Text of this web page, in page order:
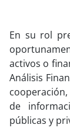
En su rol
activos o
Análisis
de
públicas y